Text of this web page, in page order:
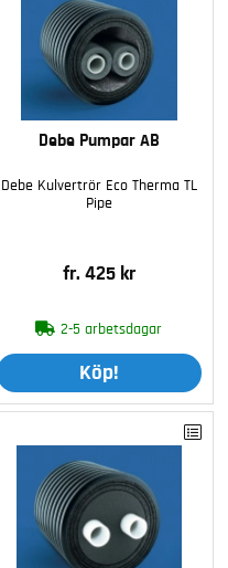
Debe Pumpar AB
Debe Kulvertrör Eco Therma TL
Pipe
fr. 425 kr
2-5 arbetsdagar
Köp!